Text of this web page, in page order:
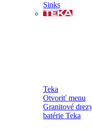
Sinks
Teka
Otvoriť menu
Granitové
batérie Teka